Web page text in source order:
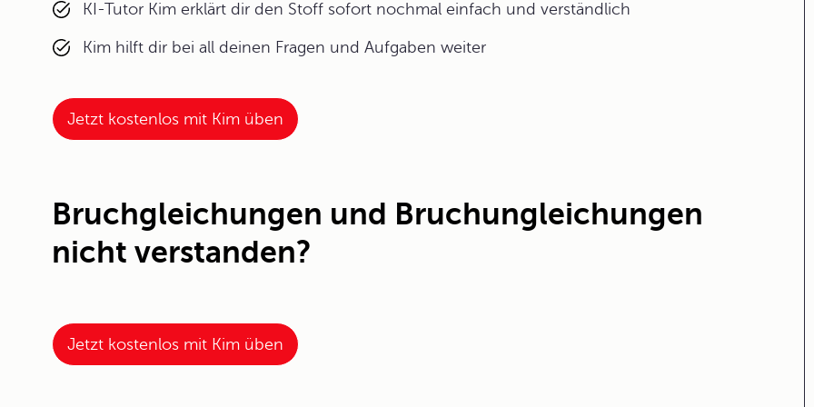
KI-Tutor Kim erklärt dir den Stoff sofort nochmal einfach und verständlich
Kim hilft dir bei all deinen Fragen und Aufgaben weiter
Jetzt kostenlos mit Kim üben
Bruchgleichungen und Bruchungleichungen
nicht verstanden?
Jetzt kostenlos mit Kim üben